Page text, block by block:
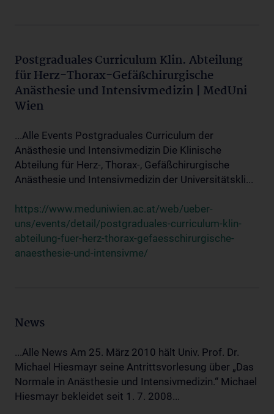
Postgraduales Curriculum Klin. Abteilung
für Herz-Thorax-Gefäßchirurgische
Anästhesie und Intensivmedizin | MedUni
Wien
...Alle Events Postgraduales Curriculum der
Anästhesie und Intensivmedizin Die Klinische
Abteilung für Herz-, Thorax-, Gefäßchirurgische
Anästhesie und Intensivmedizin der Universitätskli...
https://www.meduniwien.ac.at/web/ueber-
uns/events/detail/postgraduales-curriculum-klin-
abteilung-fuer-herz-thorax-gefaesschirurgische-
anaesthesie-und-intensivme/
News
...Alle News Am 25. März 2010 hält Univ. Prof. Dr.
Michael Hiesmayr seine Antrittsvorlesung über „Das
Normale in Anästhesie und Intensivmedizin.“ Michael
Hiesmayr bekleidet seit 1. 7. 2008...